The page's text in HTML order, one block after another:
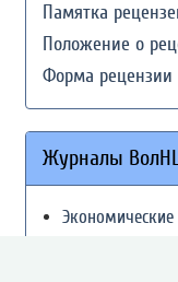
Памятка
Положение о
Форма рецензии
Журналы